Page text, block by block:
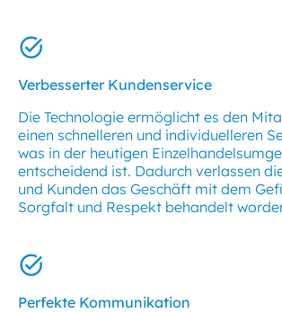
Verbesserter Kundenservice
Die Technologie ermöglicht es den
einen schnelleren und individuelleren
was in der heutigen
entscheidend ist. Dadurch verlassen
und Kunden das Geschäft mit dem
Sorgfalt und Respekt behandelt
Perfekte Kommunikation